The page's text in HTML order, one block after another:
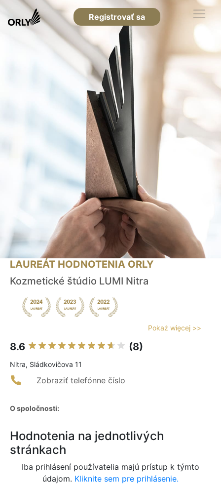
Registrovať sa
LAUREÁT HODNOTENIA ORLY
Kozmetické štúdio LUMI Nitra
Pokaż więcej >>
8.6 (8)
Nitra, Sládkovičova 11
Zobraziť telefónne číslo
O spoločnosti:
Hodnotenia na jednotlivých
stránkach
Iba prihlásení používatelia majú prístup k týmto
údajom. Kliknite sem pre prihlásenie.